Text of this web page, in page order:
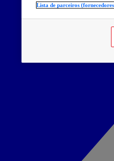
Lista de parceiros